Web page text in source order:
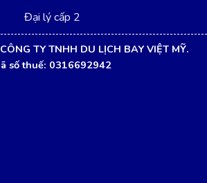
Đại lý cấp 2
CÔNG TY TNHH DU LỊCH BAY VIỆT MỸ.
số thuế: 0316692942